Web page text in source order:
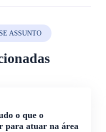
ASSUNTO
o que o
para atuar na área